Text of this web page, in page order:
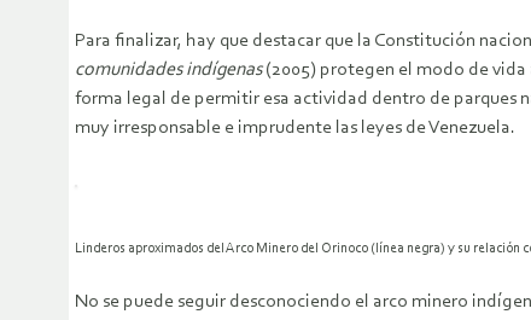
Para finalizar, hay que destacar que la Constitución
comunidades indígenas(2005) protegen el modo de vida
forma legal de permitir esa actividad dentro de parques
muy irresponsable e imprudente las leyes de Venezuela.
Linderos aproximados del Arco Minero del Orinoco (línea negra) y su relación
No se puede seguir desconociendo el arco minero